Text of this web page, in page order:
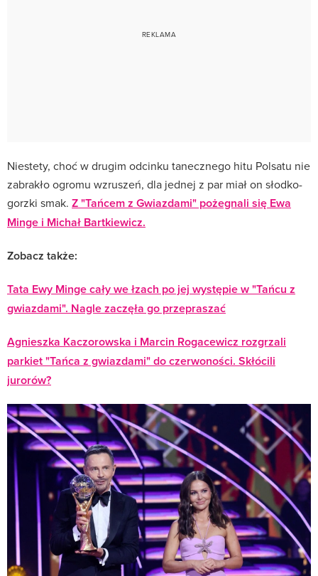
Niestety, choć w drugim odcinku tanecznego hitu Polsatu nie
zabrakło ogromu wzruszeń, dla jednej z par miał on słodko-
gorzki smak. Z "Tańcem z Gwiazdami" pożegnali się Ewa
Minge i Michał Bartkiewicz.
Zobacz także:
Tata Ewy Minge cały we łzach po jej występie w "Tańcu z
gwiazdami". Nagle zaczęła go przepraszać
Agnieszka Kaczorowska i Marcin Rogacewicz rozgrzali
parkiet "Tańca z gwiazdami" do czerwoności. Skłócili
jurorów?